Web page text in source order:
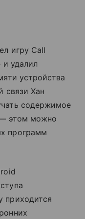
игру Call
удалил
устройства
связи Хан
содержимое
этом можно
программ
приходится